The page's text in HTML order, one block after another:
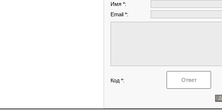
Имя *:
Email *:
Код *: